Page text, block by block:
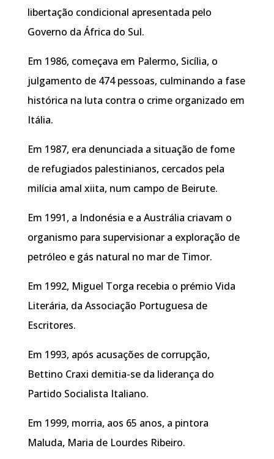
libertação condicional apresentada pelo
Governo da África do Sul.
Em 1986, começava em Palermo, Sicília, o
julgamento de 474 pessoas, culminando a fase
histórica na luta contra o crime organizado em
Itália.
Em 1987, era denunciada a situação de fome
de refugiados palestinianos, cercados pela
milícia amal xiita, num campo de Beirute.
Em 1991, a Indonésia e a Austrália criavam o
organismo para supervisionar a exploração de
petróleo e gás natural no mar de Timor.
Em 1992, Miguel Torga recebia o prémio Vida
Literária, da Associação Portuguesa de
Escritores.
Em 1993, após acusações de corrupção,
Bettino Craxi demitia-se da liderança do
Partido Socialista Italiano.
Em 1999, morria, aos 65 anos, a pintora
Maluda, Maria de Lourdes Ribeiro.